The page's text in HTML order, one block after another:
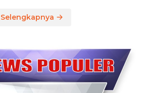
Selengkapnya